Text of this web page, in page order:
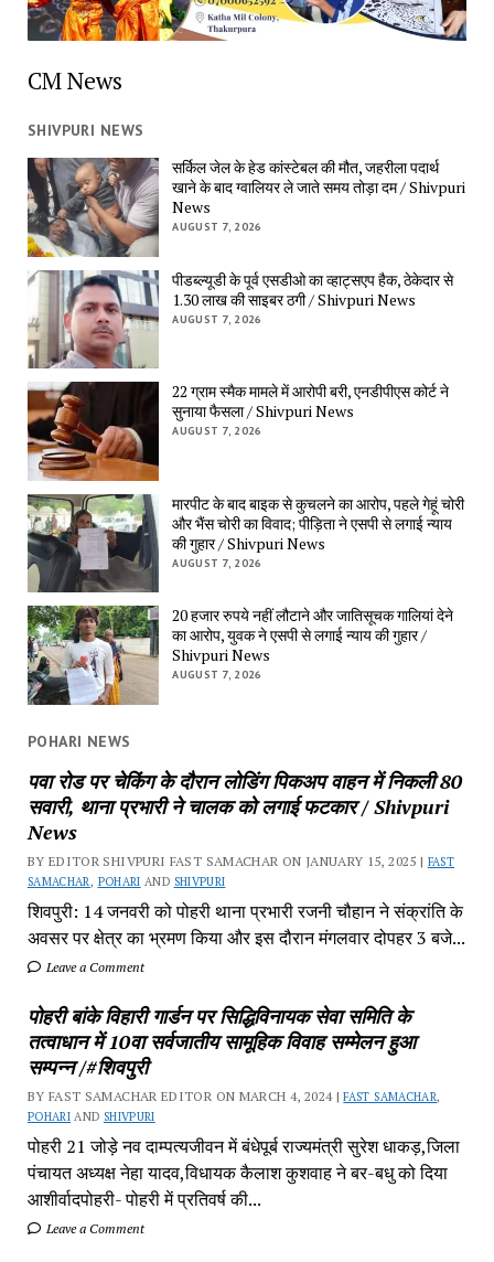
CM News
SHIVPURI NEWS
सर्किल जेल के हेड कांस्टेबल की मौत, जहरीला पदार्थ
खाने के बाद ग्वालियर ले जाते समय तोड़ा दम / Shivpuri
News
AUGUST 7, 2026
पीडब्ल्यूडी के पूर्व एसडीओ का व्हाट्सएप हैक, ठेकेदार से
1.30 लाख की साइबर ठगी / Shivpuri News
AUGUST 7, 2026
22 ग्राम स्मैक मामले में आरोपी बरी, एनडीपीएस कोर्ट ने
सुनाया फैसला / Shivpuri News
AUGUST 7, 2026
मारपीट के बाद बाइक से कुचलने का आरोप, पहले गेहूं चोरी
और भैंस चोरी का विवाद; पीड़िता ने एसपी से लगाई न्याय
की गुहार / Shivpuri News
AUGUST 7, 2026
20 हजार रुपये नहीं लौटाने और जातिसूचक गालियां देने
का आरोप, युवक ने एसपी से लगाई न्याय की गुहार /
Shivpuri News
AUGUST 7, 2026
POHARI NEWS
पवा रोड पर चेकिंग के दौरान लोडिंग पिकअप वाहन में निकली 80
सवारी, थाना प्रभारी ने चालक को लगाई फटकार / Shivpuri
News
BY EDITOR SHIVPURI FAST SAMACHAR ON JANUARY 15, 2025 | FAST
SAMACHAR , POHARI AND SHIVPURI
शिवपुरी: 14 जनवरी को पोहरी थाना प्रभारी रजनी चौहान ने संक्रांति के
अवसर पर क्षेत्र का भ्रमण किया और इस दौरान मंगलवार दोपहर 3 बजे...
Leave a Comment
पोहरी बांके विहारी गार्डन पर सिद्धिविनायक सेवा समिति के
तत्वाधान में 10वा सर्वजातीय सामूहिक विवाह सम्मेलन हुआ
सम्पन्न /#शिवपुरी
BY FAST SAMACHAR EDITOR ON MARCH 4, 2024 |FAST SAMACHAR,
POHARI AND SHIVPURI
पोहरी 21 जोड़े नव दाम्पत्यजीवन में बंधेपूर्ब राज्यमंत्री सुरेश धाकड़,जिला
पंचायत अध्यक्ष नेहा यादव,विधायक कैलाश कुशवाह ने बर-बधु को दिया
आशीर्वादपोहरी- पोहरी में प्रतिवर्ष की...
Leave a Comment